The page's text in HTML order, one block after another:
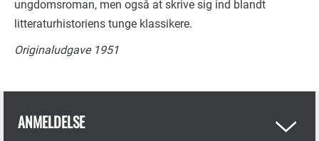
ungdomsroman, men også at skrive sig ind blandt
litteraturhistoriens tunge klassikere.
Originaludgave 1951
ANMELDELSE